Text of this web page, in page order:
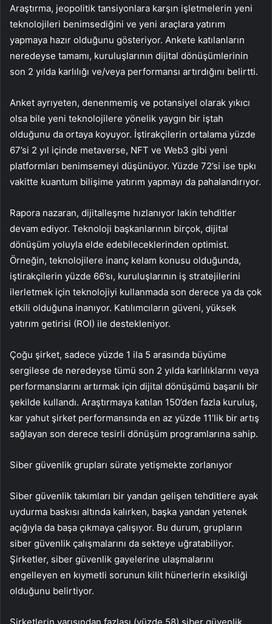
Araştırma, jeopolitik tansiyonlara karşın işletmelerin yeni
teknolojileri benimsediğini ve yeni araçlara yatırım
yapmaya hazır olduğunu gösteriyor. Ankete katılanların
neredeyse tamamı, kuruluşlarının dijital dönüşümlerinin
son 2 yılda karlılığı ve/veya performansı artırdığını belirtti.
Anket ayrıyeten, denenmemiş ve potansiyel olarak yıkıcı
olsa bile yeni teknolojilere yönelik yaygın bir iştah
olduğunu da ortaya koyuyor. İştirakçilerin ortalama yüzde
67’si 2 yıl içinde metaverse, NFT ve Web3 gibi yeni
platformları benimsemeyi düşünüyor. Yüzde 72’si ise tıpkı
vakitte kuantum bilişime yatırım yapmayı da pahalandırıyor.
Rapora nazaran, dijitalleşme hızlanıyor lakin tehditler
devam ediyor. Teknoloji başkanlarının birçok, dijital
dönüşüm yoluyla elde edebileceklerinden optimist.
Örneğin, teknolojilere inanç kelam konusu olduğunda,
iştirakçilerin yüzde 66’sı, kuruluşlarının iş stratejilerini
ilerletmek için teknolojiyi kullanmada son derece ya da çok
etkili olduğuna inanıyor. Katılımcıların güveni, yüksek
yatırım getirisi (ROI) ile destekleniyor.
Çoğu şirket, sadece yüzde 1 ila 5 arasında büyüme
sergilese de neredeyse tümü son 2 yılda karlılıklarını veya
performanslarını artırmak için dijital dönüşümü başarılı bir
şekilde kullandı. Araştırmaya katılan 150’den fazla kuruluş,
kar yahut şirket performansında en az yüzde 11’lik bir artış
sağlayan son derece tesirli dönüşüm programlarına sahip.
Siber güvenlik grupları sürate yetişmekte zorlanıyor
Siber güvenlik takımları bir yandan gelişen tehditlere ayak
uydurma baskısı altında kalırken, başka yandan yetenek
açığıyla da başa çıkmaya çalışıyor. Bu durum, grupların
siber güvenlik çalışmalarını da sekteye uğratabiliyor.
Şirketler, siber güvenlik gayelerine ulaşmalarını
engelleyen en kıymetli sorunun kilit hünerlerin eksikliği
olduğunu belirtiyor.